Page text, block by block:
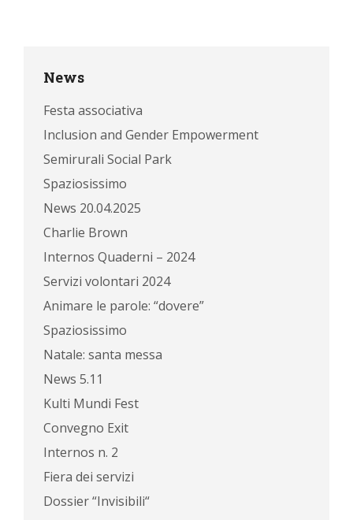
News
Festa associativa
Inclusion and Gender Empowerment
Semirurali Social Park
Spaziosissimo
News 20.04.2025
Charlie Brown
Internos Quaderni – 2024
Servizi volontari 2024
Animare le parole: “dovere”
Spaziosissimo
Natale: santa messa
News 5.11
Kulti Mundi Fest
Convegno Exit
Internos n. 2
Fiera dei servizi
Dossier “Invisibili“